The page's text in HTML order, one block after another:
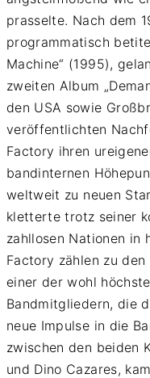
prasselte. Nach dem
programmatisch
Machine“ (1995),
zweiten Album
den USA sowie
veröffentlichten
Factory ihren
bandinternen
weltweit zu neuen
kletterte trotz seiner
zahllosen Nationen in
Factory zählen zu
einer der wohl
Bandmitgliedern, die
neue Impulse in die
zwischen den beiden
und Dino Cazares,